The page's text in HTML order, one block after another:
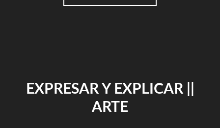
ESTE
EXPRESAR Y EXPLICAR ||
ARTE